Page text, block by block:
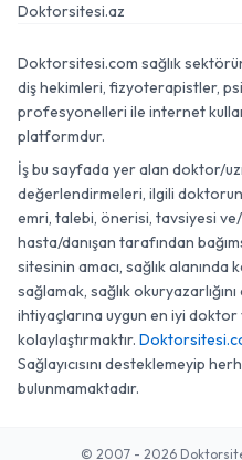
Doktorsitesi.az
Doktorsitesi.com sağlık
diş hekimleri, fizyoterapistler,
profesyonelleri ile internet
platformdur.
İş bu sayfada yer alan doktor/
değerlendirmeleri, ilgili
emri, talebi, önerisi, tavsiyesi ve/
hasta/danışan tarafından
sitesinin amacı, sağlık
sağlamak, sağlık
ihtiyaçlarına uygun en iyi doktor
kolaylaştırmaktır.
Sağlayıcısını desteklemeyip
bulunmamaktadır.
© 2007 - 2026